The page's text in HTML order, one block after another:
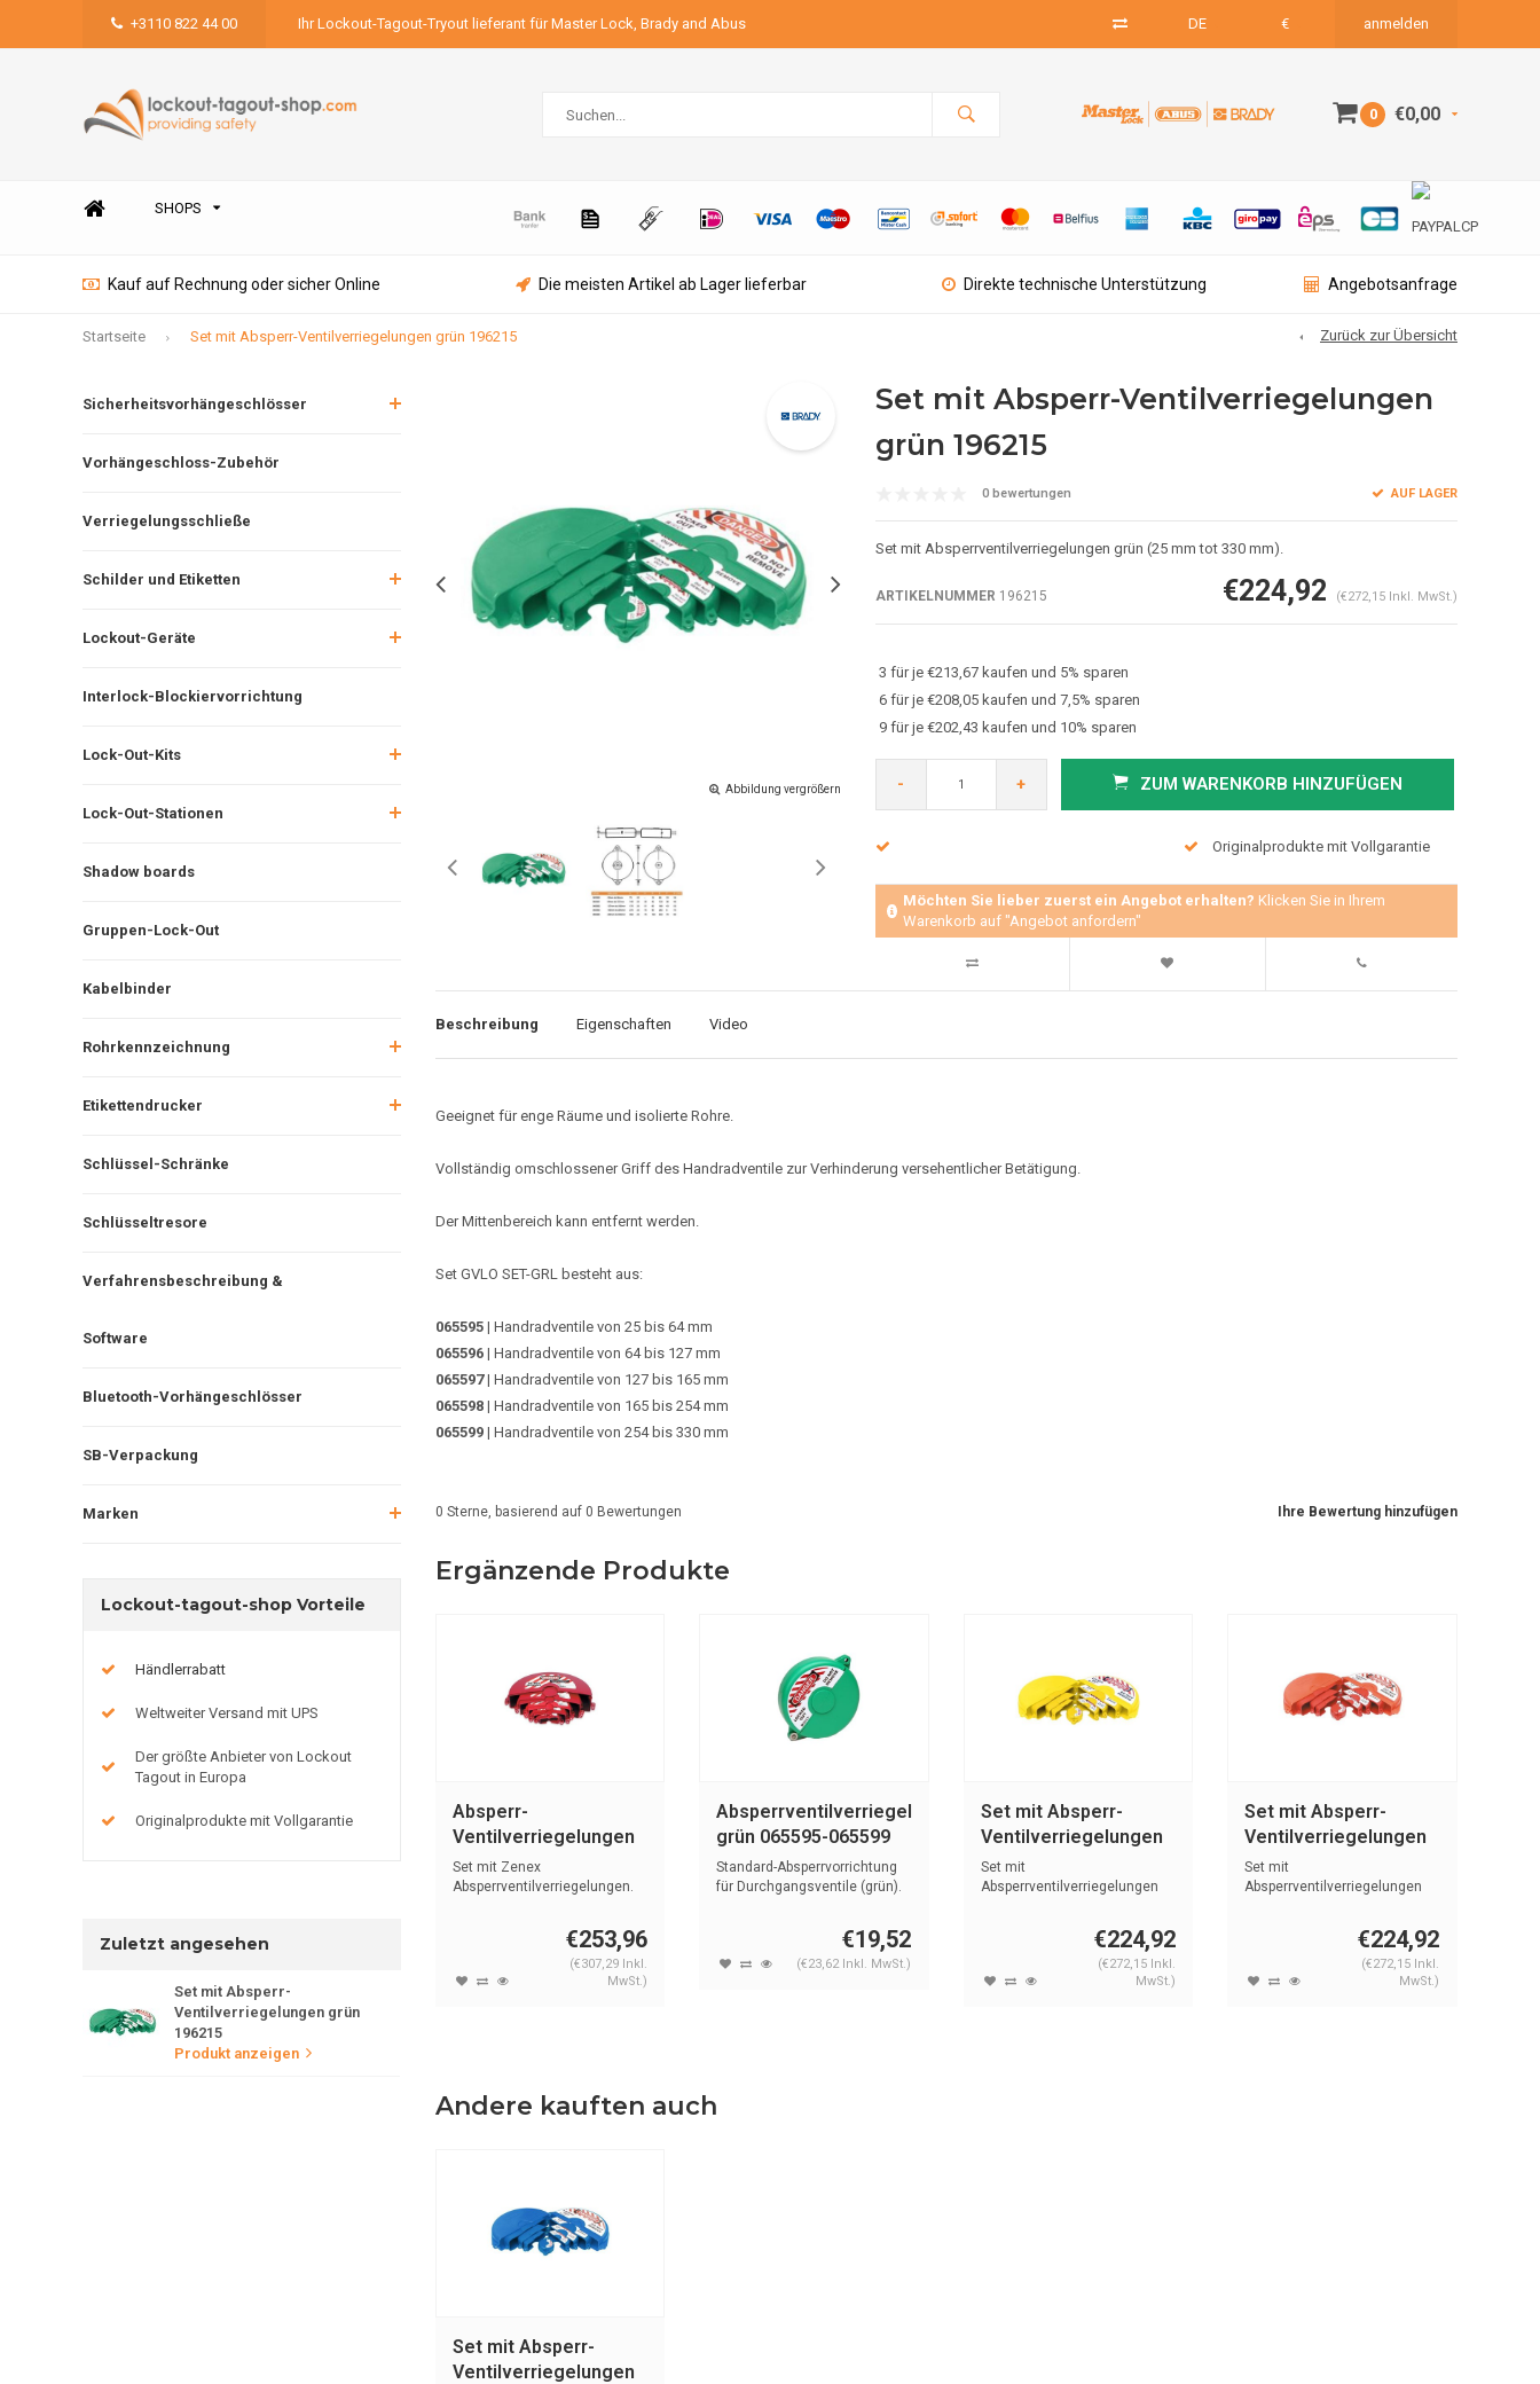
+3110 822 44 00 Ihr Lockout-Tagout-Tryout lieferant für Master Lock, Brady and Abus DE € anmelden
0 €0,00
SHOPS
Kauf auf Rechnung oder sicher Online Die meisten Artikel ab Lager lieferbar Direkte technische Unterstützung Angebotsanfrage
Startseite Set mit Absperr-Ventilverriegelungen grün 196215 Zurück zur Übersicht
Sicherheitsvorhängeschlösser
Vorhängeschloss-Zubehör
Verriegelungsschließe
Schilder und Etiketten
Lockout-Geräte
Interlock-Blockiervorrichtung
Lock-Out-Kits
Lock-Out-Stationen
Shadow boards
Gruppen-Lock-Out
Kabelbinder
Rohrkennzeichnung
Etikettendrucker
Schlüssel-Schränke
Schlüsseltresore
Verfahrensbeschreibung &
Software
Bluetooth-Vorhängeschlösser
SB-Verpackung
Marken
Lockout-tagout-shop Vorteile
Händlerrabatt
Weltweiter Versand mit UPS
Der größte Anbieter von Lockout
Tagout in Europa
Originalprodukte mit Vollgarantie
Zuletzt angesehen
Set mit Absperr-
Ventilverriegelungen grün
196215
Produkt anzeigen
Abbildung vergrößern Abbildung vergrößern
Set mit Absperr-Ventilverriegelungen
grün 196215
0 bewertungen AUF LAGER
Set mit Absperrventilverriegelungen grün (25 mm tot 330 mm).
ARTIKELNUMMER 196215 €224,92 (€272,15 Inkl. MwSt.)
3 für je €213,67 kaufen und 5% sparen
6 für je €208,05 kaufen und 7,5% sparen
9 für je €202,43 kaufen und 10% sparen
- + ZUM WARENKORB HINZUFÜGEN
Originalprodukte mit Vollgarantie
Möchten Sie lieber zuerst ein Angebot erhalten? Klicken Sie in Ihrem
Warenkorb auf "Angebot anfordern"
Beschreibung Eigenschaften Video
Geeignet für enge Räume und isolierte Rohre.
Vollständig omschlossener Griff des Handradventile zur Verhinderung versehentlicher Betätigung.
Der Mittenbereich kann entfernt werden.
Set GVLO SET-GRL besteht aus:
065595| Handradventile von 25 bis 64 mm
065596| Handradventile von 64 bis 127 mm
065597| Handradventile von 127 bis 165 mm
065598| Handradventile von 165 bis 254 mm
065599| Handradventile von 254 bis 330 mm
Ihre Bewertung hinzufügen
0 Sterne, basierend auf 0 Bewertungen
Ergänzende Produkte
Absperr-
Ventilverriegelungen
485
Set mit Zenex
Absperrventilverriegelungen.
€253,96
(€307,29 Inkl.
MwSt.)
Absperrventilverriegelungen
grün 065595-065599
Standard-Absperrvorrichtung
für Durchgangsventile (grün).
€19,52
(€23,62 Inkl. MwSt.)
Set mit Absperr-
Ventilverriegelungen
gelb 196214
Set mit
Absperrventilverriegelungen
€224,92
(€272,15 Inkl.
MwSt.)
Set mit Absperr-
Ventilverriegelungen
rot 196212
Set mit
Absperrventilverriegelungen
€224,92
(€272,15 Inkl.
MwSt.)
Andere kauften auch
Set mit Absperr-
Ventilverriegelungen